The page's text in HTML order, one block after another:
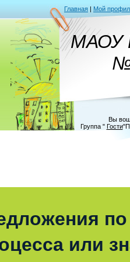
Главная | Мой
МАОУ
Вы
Группа" Гости"
или